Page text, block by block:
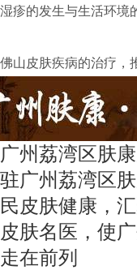
疹的发生与生活环境
皮肤疾病的治疗，
广州荔湾区肤
广州荔湾区
皮肤健康，
肤名医，使
在前列